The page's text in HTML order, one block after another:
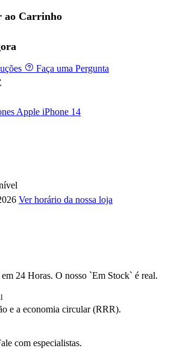
ao Carrinho
Faça uma Pergunta
Apple iPhone 14
Ver horário da nossa loja
24 Horas. O nosso `Em Stock` é real.
e a economia circular (RRR).
com especialistas.